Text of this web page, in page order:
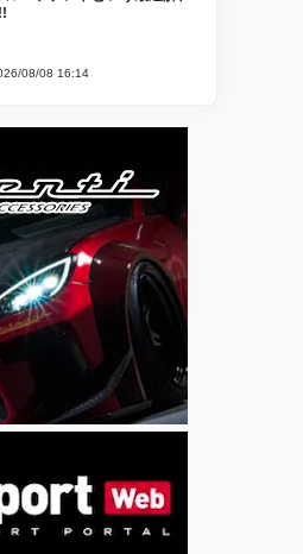
08/08 16:14